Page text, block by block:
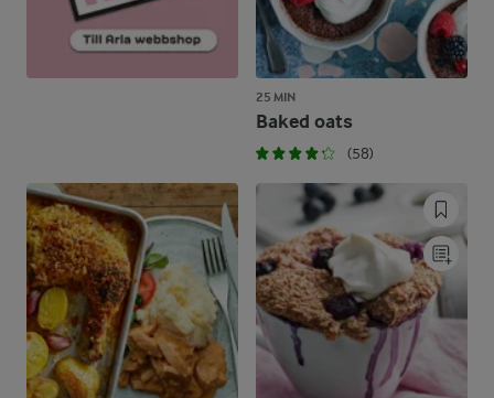
25 MIN
Baked oats
(58)